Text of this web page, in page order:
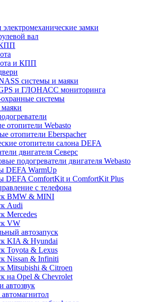
замки
вал
и КПП
системы и маяки
и ГЛОНАСС мониторинга
системы
отопители Webasto
отопители Eberspacher
отопители салона DEFA
двигателя Северс
подогреватели двигателя Webasto
DEFA WarmUp
DEFA ComfortKit и ComfortKit Plus
с телефона
BMW & MINI
Audi
Mercedes
VW
автозапуск
KIA & Hyundai
Toyota & Lexus
Nissan & Infiniti
Mitsubishi & Citroen
на Opel & Chevrolet
автозвук
автомагнитол